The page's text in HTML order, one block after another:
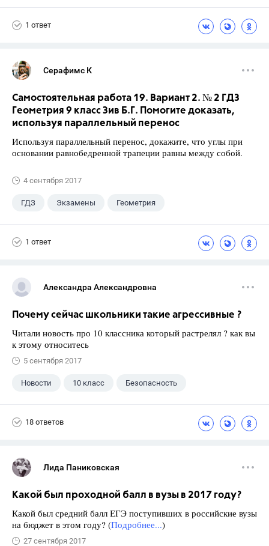
1 ответ
Серафимс К
Самостоятельная работа 19. Вариант 2. № 2 ГДЗ
Геометрия 9 класс Зив Б.Г. Помогите доказать,
используя параллельный перенос
Используя параллельный перенос, докажите, что углы при
основании равнобедренной трапеции равны между собой.
4 сентября 2017
ГДЗ Экзамены Геометрия
1 ответ
Александра Александровна
Почему сейчас школьники такие агрессивные ?
Читали новость про 10 классника который растрелял ? как вы
к этому относитесь
5 сентября 2017
Новости 10 класс Безопасность
18 ответов
Лида Паниковская
Какой был проходной балл в вузы в 2017 году?
Какой был средний балл ЕГЭ поступивших в российские вузы
на бюджет в этом году? (Подробнее...)
27 сентября 2017